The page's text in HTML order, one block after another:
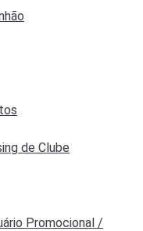
de Clube
Promocional /